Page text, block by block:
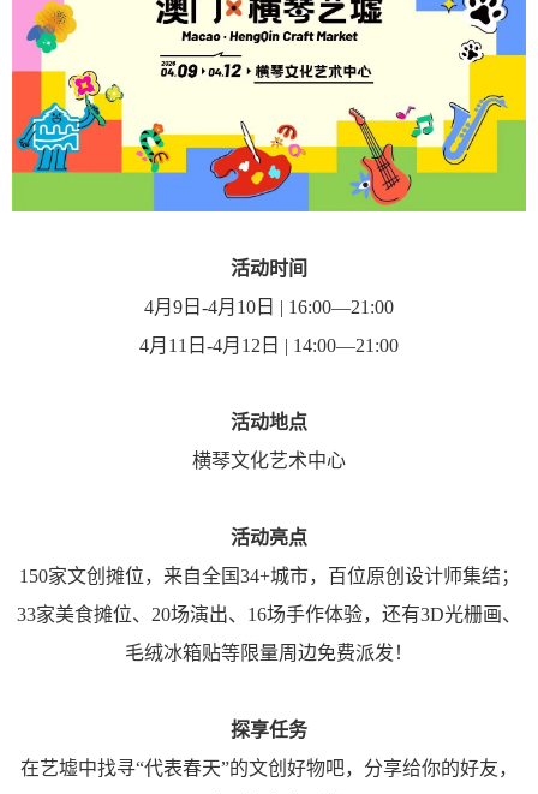
活动时间
4月9日-4月10日 | 16:00—21:00
4月11日-4月12日 | 14:00—21:00
活动地点
横琴文化艺术中心
活动亮点
150家文创摊位，来自全国34+城市，百位原创设计师集结；
33家美食摊位、20场演出、16场手作体验，还有3D光栅画、
毛绒冰箱贴等限量周边免费派发！
探享任务
在艺墟中找寻“代表春天”的文创好物吧，分享给你的好友，